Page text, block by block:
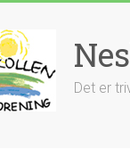
Det er